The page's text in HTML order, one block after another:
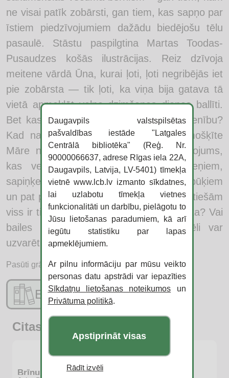
ne visai patīk zobārsti, gan tiem, kas sapņo par
īstiem piedzīvojumiem dažādu biedējošu tēlu
pasaulē. Stāstu paspilgtina Martas Toodas-
Pusaudzes košās ilustrācijas. Reiz dzīvoja
meitene vārdā Ūna, kurai ļoti, ļoti negribējās iet
pie zobārsta — tik ļoti, ka viņa bija gatava tā
vietā apmeklēt velna dzimšanas dienas ballīti.
Bet kas notiek, ja fantāzija kļūst par īstenību?
Kad naktī Ūnas istabā ierodas sīka mošķīte
Māre no Nelabo ciema, sākas piedzīvojums,
kas ved cauri dūmu pilniem skursteņiem,
sapiņķerētiem matiem, trīsgalvainiem pūķiem
un pat paša velna pilij. Vai Nelabo ciemā tiešām
viss ir tik briesmīgs, kā Ūnai sākumā šķita? Vai
bailes tomēr dzīvo galvā, un ar iztēli var
uzvarēt arī visbriesmīgākos briesmoņus?
Pasūti grāmatu:
E-katalogs
Citas jaunās grāmatas
Brīnumpuika Leons
Daugavpils valstspilsētas
pašvaldības iestāde "Latgales
Centrālā bibliotēka" (Reģ. Nr.
90000066637, adrese Rīgas iela 22A,
Daugavpils, Latvija, LV-5401) tīmekļa
vietnē www.lcb.lv izmanto sīkdatnes,
lai uzlabotu tīmekļa vietnes
funkcionalitāti un darbību, pielāgotu to
Jūsu lietošanas paradumiem, kā arī
iegūtu statistiku par lapas
apmeklējumiem.
Ar pilnu informāciju par mūsu veikto
personas datu apstrādi var iepazīties
Sīkdatņu lietošanas noteikumos un
Privātuma politikā.
Apstiprināt visas
Rādīt izvēli